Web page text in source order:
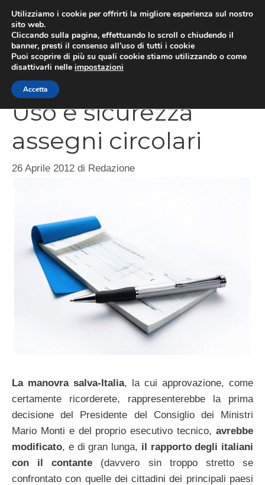
contenuto
Uso e sicurezza
assegni circolari
26 Aprile 2012 di Redazione
La manovra salva-Italia, la cui approvazione, come
certamente ricorderete, rappresenterebbe la prima
decisione del Presidente del Consiglio dei Ministri
Mario Monti e del proprio esecutivo tecnico, avrebbe
modificato, e di gran lunga, il rapporto degli italiani
con il contante (davvero sin troppo stretto se
confrontato con quelle dei cittadini dei principali paesi
Utilizziamo i cookie per offrirti la migliore esperienza sul nostro
sito web.
Cliccando sulla pagina, effettuando lo scroll o chiudendo il
banner, presti il consenso all’uso di tutti i cookie
Puoi scoprire di più su quali cookie stiamo utilizzando o come
disattivarli nelle impostazioni
Accetta